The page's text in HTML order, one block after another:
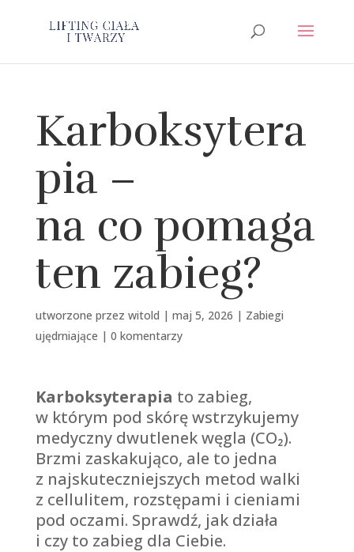
Karboksytera
pia –
na co pomaga
ten zabieg?
utworzone przez witold | maj 5, 2026 | Zabiegi
ujędrniające | 0 komentarzy
Karboksyterapia to zabieg,
w którym pod skórę wstrzykujemy
medyczny dwutlenek węgla (CO₂).
Brzmi zaskakująco, ale to jedna
z najskuteczniejszych metod walki
z cellulitem, rozstępami i cieniami
pod oczami. Sprawdź, jak działa
i czy to zabieg dla Ciebie.